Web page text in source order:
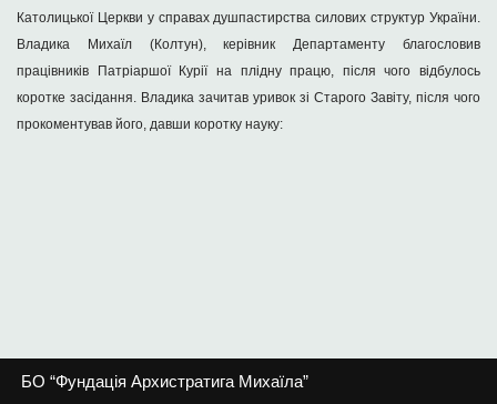
Католицької Церкви у справах душпастирства силових структур України.
Владика Михаїл (Колтун), керівник Департаменту благословив
працівників Патріаршої Курії на плідну працю, після чого відбулось
коротке засідання. Владика зачитав уривок зі Старого Завіту, після чого
прокоментував його, давши коротку науку:
БО “Фундація Архистратига Михаїла”